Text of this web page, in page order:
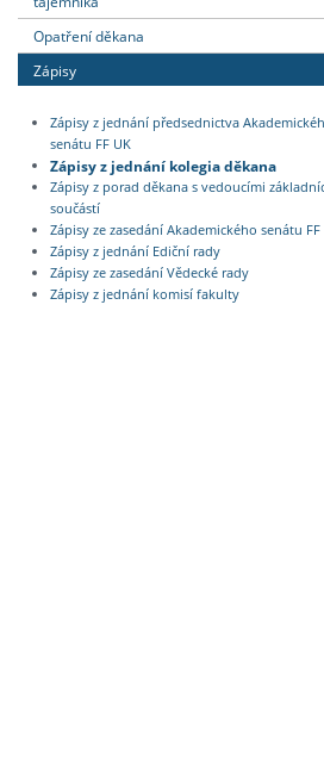
Opatření děkana
Zápisy
Zápisy z jednání předsednictva
senátu FF UK
Zápisy z jednání kolegia děkana
Zápisy z porad děkana s vedoucími
součástí
Zápisy ze zasedání Akademického senátu FF
Zápisy z jednání Ediční rady
Zápisy ze zasedání Vědecké rady
Zápisy z jednání komisí fakulty